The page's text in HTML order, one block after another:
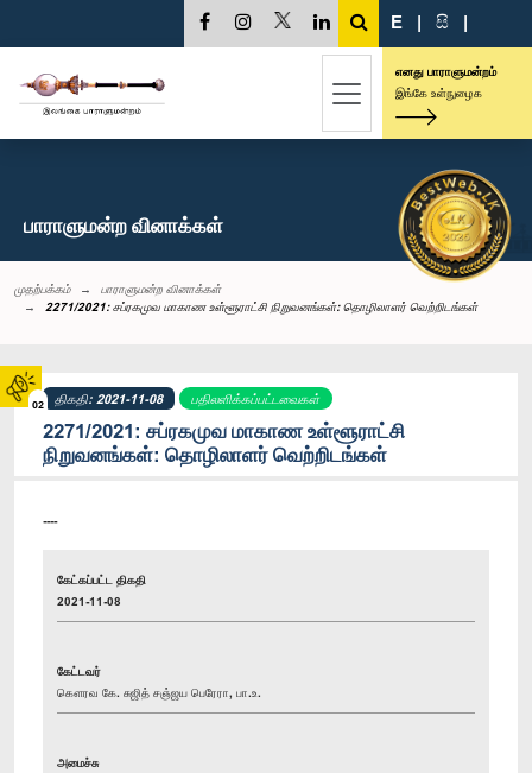
02
E | සි |
எனது பாராளுமன்றம்
இங்கே உள்நுழைக
பாராளுமன்ற வினாக்கள்
முதற்பக்கம்
பாராளுமன்ற வினாக்கள்
2271/2021: சப்ரகமுவ மாகாண உள்ளூராட்சி நிறுவனங்கள்: தொழிலாளர் வெற்றிடங்கள்
திகதி: 2021-11-08 பதிலளிக்கப்பட்டவைகள்
2271/2021: சப்ரகமுவ மாகாண உள்ளூராட்சி
நிறுவனங்கள்: தொழிலாளர் வெற்றிடங்கள்
----
கேட்கப்பட்ட திகதி
2021-11-08
கேட்டவர்
கௌரவ கே. சுஜித் சஞ்ஜய பெரேரா, பா.உ.
அமைச்சு